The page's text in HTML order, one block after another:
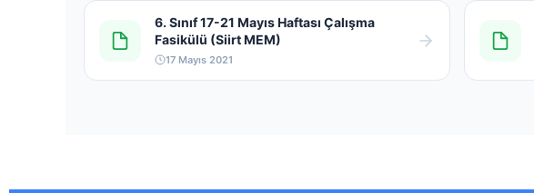
6. Sınıf 17-21 Mayıs Haftası Çalışma
Fasikülü (Siirt MEM)
17 Mayıs 2021